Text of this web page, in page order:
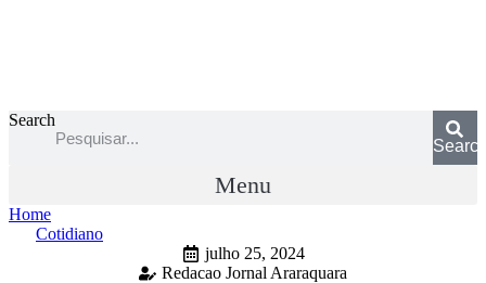
Search
Menu
Home
Cotidiano
julho 25, 2024
Redacao Jornal Araraquara